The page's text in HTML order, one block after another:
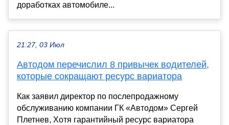
доработках автомобиле...
21:27, 03 Июл
Автодом перечислил 8 привычек водителей,
которые сокращают ресурс вариатора
Как заявил директор по послепродажному
обслуживанию компании ГК «Автодом» Сергей
Плетнев, Хотя гарантийный ресурс вариатора